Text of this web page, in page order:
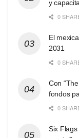
y
0
El
2031
0
Con
fondos
0
Six Flags